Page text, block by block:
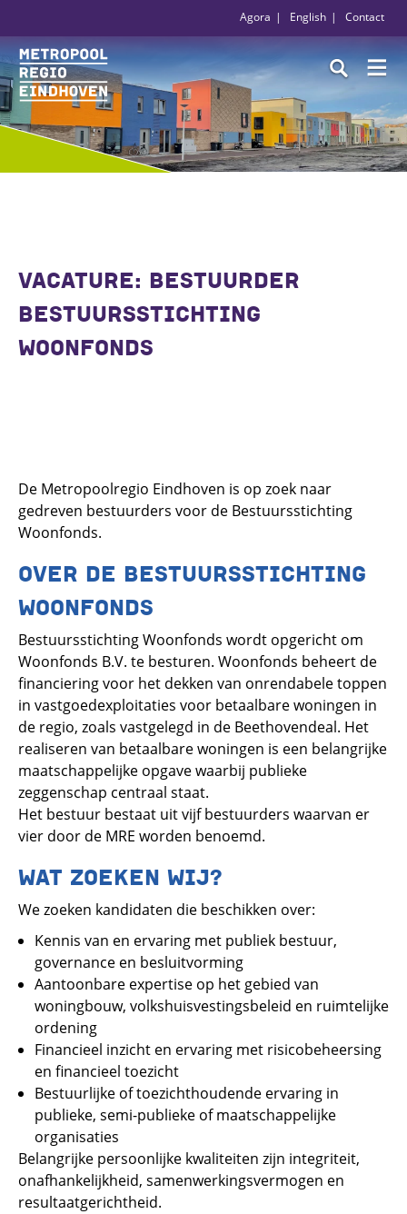
Agora English Contact
VACATURE: BESTUURDER
BESTUURSSTICHTING
WOONFONDS
De Metropoolregio Eindhoven is op zoek naar
gedreven bestuurders voor de Bestuursstichting
Woonfonds.
OVER DE BESTUURSSTICHTING
WOONFONDS
Bestuursstichting Woonfonds wordt opgericht om
Woonfonds B.V. te besturen. Woonfonds beheert de
financiering voor het dekken van onrendabele toppen
in vastgoedexploitaties voor betaalbare woningen in
de regio, zoals vastgelegd in de Beethovendeal. Het
realiseren van betaalbare woningen is een belangrijke
maatschappelijke opgave waarbij publieke
zeggenschap centraal staat.
Het bestuur bestaat uit vijf bestuurders waarvan er
vier door de MRE worden benoemd.
WAT ZOEKEN WIJ?
We zoeken kandidaten die beschikken over:
Kennis van en ervaring met publiek bestuur,
governance en besluitvorming
Aantoonbare expertise op het gebied van
woningbouw, volkshuisvestingsbeleid en ruimtelijke
ordening
Financieel inzicht en ervaring met risicobeheersing
en financieel toezicht
Bestuurlijke of toezichthoudende ervaring in
publieke, semi-publieke of maatschappelijke
organisaties
Belangrijke persoonlijke kwaliteiten zijn integriteit,
onafhankelijkheid, samenwerkingsvermogen en
resultaatgerichtheid.